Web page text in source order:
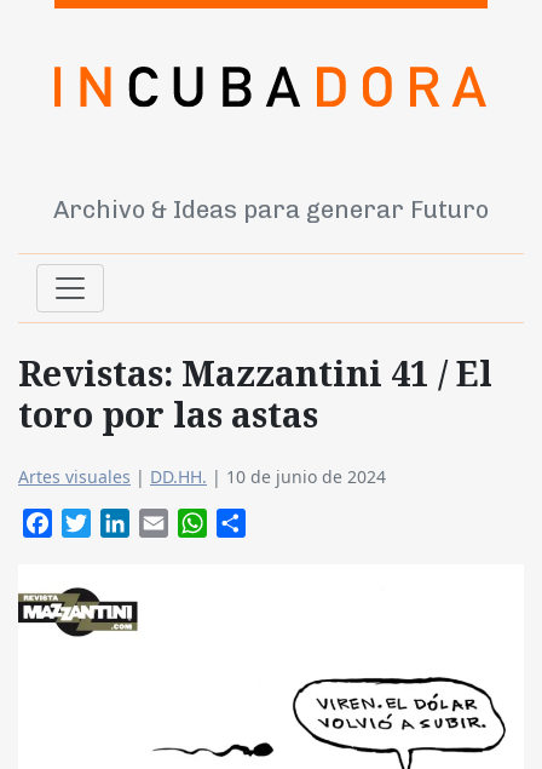
Archivo & Ideas para generar Futuro
Revistas: Mazzantini 41 / El
toro por las astas
Artes visuales | DD.HH. | 10 de junio de 2024
FacebookTwitterLinkedIn
Email WhatsApp